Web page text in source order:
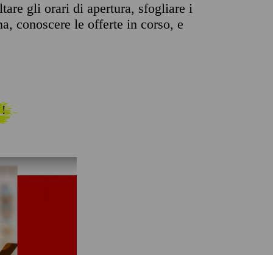
gli orari di apertura, sfogliare i
conoscere le offerte in corso, e
!